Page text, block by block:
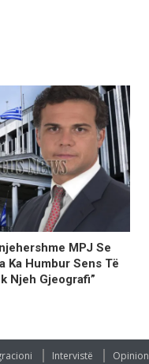
MPJ Se
Ka Humbur Sens Të
Njeh Gjeografi”
Intervistë Opinion